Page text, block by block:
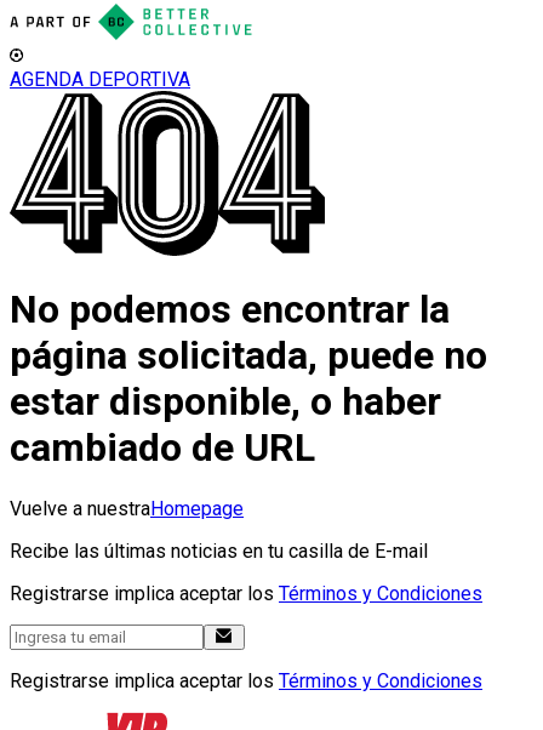
AGENDA DEPORTIVA
No podemos encontrar la
página solicitada, puede no
estar disponible, o haber
cambiado de URL
Vuelve a nuestraHomepage
Recibe las últimas noticias en tu casilla de E-mail
Registrarse implica aceptar los Términos y Condiciones
Registrarse implica aceptar los Términos y Condiciones